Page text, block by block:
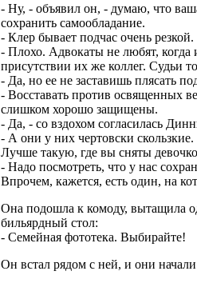
- Ну, - объявил он, - думаю, что
сохранить самообладание.
- Клер бывает подчас очень резкой.
- Плохо. Адвокаты не любят, когда
присутствии их же коллег. Судьи
- Да, но ее не заставишь плясать
- Восставать против освященных
слишком хорошо защищены.
- Да, - со вздохом согласилась
- А они у них чертовски
Лучше такую, где вы сняты
- Надо посмотреть, что у нас
Впрочем, кажется, есть один, на
Она подошла к комоду, вытащила
бильярдный стол:
- Семейная фототека. Выбирайте!
Он встал рядом с ней, и они